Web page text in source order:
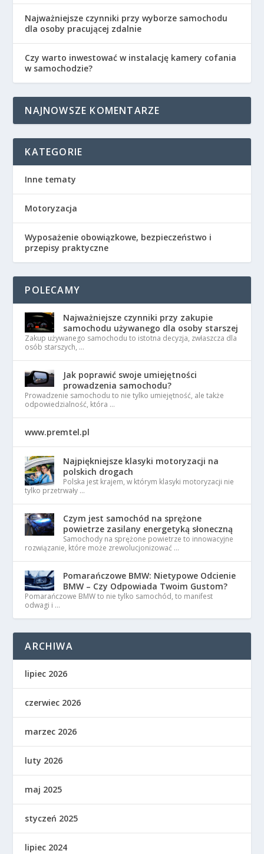
Najważniejsze czynniki przy wyborze samochodu
dla osoby pracującej zdalnie
Czy warto inwestować w instalację kamery cofania
w samochodzie?
NAJNOWSZE KOMENTARZE
KATEGORIE
Inne tematy
Motoryzacja
Wyposażenie obowiązkowe, bezpieczeństwo i
przepisy praktyczne
POLECAMY
Najważniejsze czynniki przy zakupie
samochodu używanego dla osoby starszej
Zakup używanego samochodu to istotna decyzja, zwłaszcza dla
osób starszych, …
Jak poprawić swoje umiejętności
prowadzenia samochodu?
Prowadzenie samochodu to nie tylko umiejętność, ale także
odpowiedzialność, która …
www.premtel.pl
Najpiękniejsze klasyki motoryzacji na
polskich drogach
Polska jest krajem, w którym klasyki motoryzacji nie
tylko przetrwały …
Czym jest samochód na sprężone
powietrze zasilany energetyką słoneczną
Samochody na sprężone powietrze to innowacyjne
rozwiązanie, które może zrewolucjonizować …
Pomarańczowe BMW: Nietypowe Odcienie
BMW – Czy Odpowiada Twoim Gustom?
Pomarańczowe BMW to nie tylko samochód, to manifest
odwagi i …
ARCHIWA
lipiec 2026
czerwiec 2026
marzec 2026
luty 2026
maj 2025
styczeń 2025
lipiec 2024